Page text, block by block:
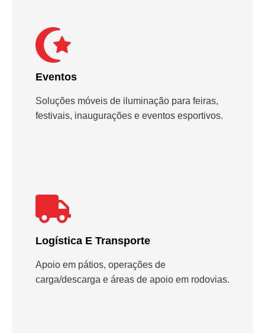
Eventos
Soluções móveis de iluminação para feiras,
festivais, inaugurações e eventos esportivos.
Logística E Transporte
Apoio em pátios, operações de
carga/descarga e áreas de apoio em rodovias.